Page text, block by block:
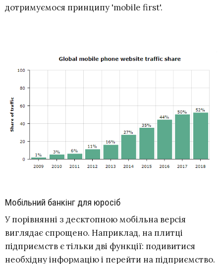
дотримуємося принципу 'mobile first'.
Мобільний банкінг для юросіб
У порівнянні з десктопною мобільна версія
виглядає спрощено. Наприклад, на плитці
підприємств є тільки дві функції: подивитися
необхідну інформацію і перейти на підприємство.